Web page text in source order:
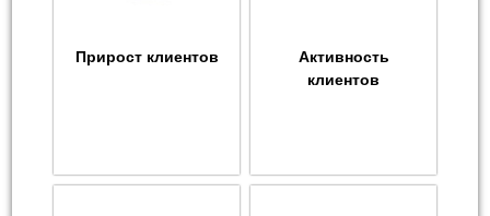
Прирост клиентов
Активность
клиентов